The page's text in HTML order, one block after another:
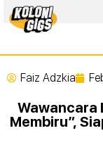
Faiz Adzkia
Wawancara
Membiru”,